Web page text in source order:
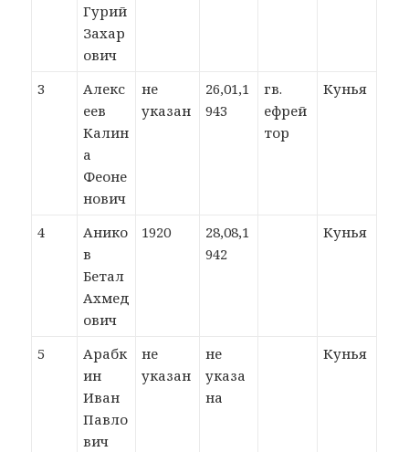
Гурий
Захар
ович
3
Алекс
еев
Калин
а
Феоне
нович
не
указан
26,01,1
943
гв.
ефрей
тор
Кунья
4
Анико
в
Бетал
Ахмед
ович
1920
28,08,1
942
Кунья
5
Арабк
ин
Иван
Павло
вич
не
указан
не
указа
на
Кунья